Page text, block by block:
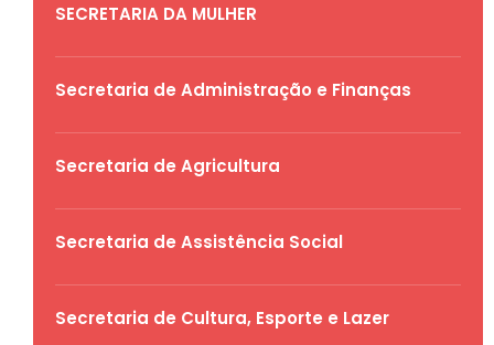
SECRETARIA DA MULHER
Secretaria de Administração e Finanças
Secretaria de Agricultura
Secretaria de Assistência Social
Secretaria de Cultura, Esporte e Lazer